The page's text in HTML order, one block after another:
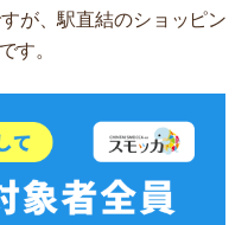
が、駅直結のショッピン
す。